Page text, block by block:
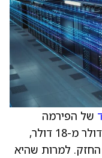
של הפירמה
) ל-15 דולר מ-18 דולר,
החזק. למרות שהיא